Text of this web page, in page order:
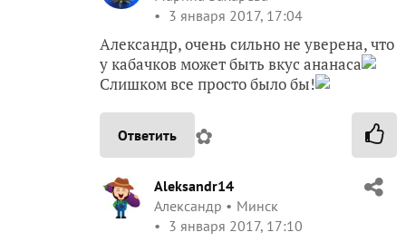
3 января 2017, 17:04
Александр, очень сильно не уверена, что
у кабачков может быть вкус ананаса
Слишком все просто было бы!
Ответить ✿
Aleksandr14
Александр
Минск
3 января 2017, 17:10